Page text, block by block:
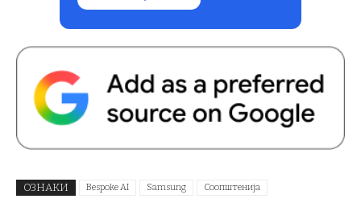
ОЗНАКИ Bespoke AI Samsung Соопштенија